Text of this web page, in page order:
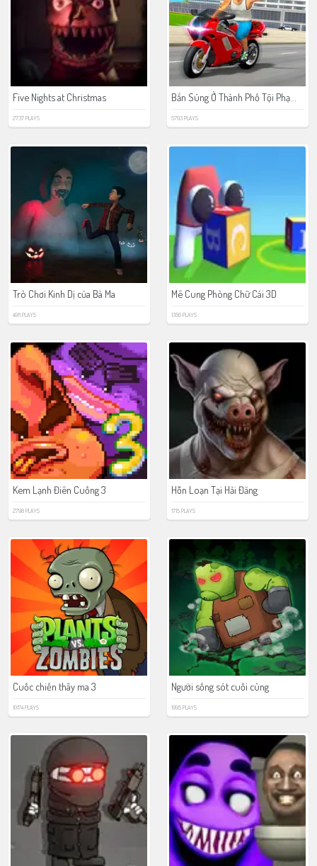
Five Nights at Christmas
2737 PLAYS
Bắn Súng Ở Thành Phố Tội Phạm Thế Giới
5793 PLAYS
Trò Chơi Kinh Dị của Bà Ma
4911 PLAYS
Mê Cung Phòng Chữ Cái 3D
1356 PLAYS
Kem Lạnh Điên Cuồng 3
2798 PLAYS
Hỗn Loạn Tại Hải Đăng
1715 PLAYS
Cuốc chiến thây ma 3
10174 PLAYS
Người sống sót cuối cùng
1995 PLAYS